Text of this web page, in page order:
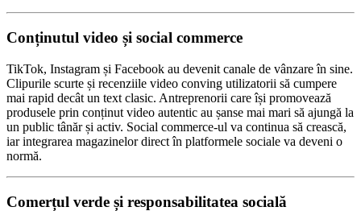
Conținutul video și social commerce
TikTok, Instagram și Facebook au devenit canale de vânzare în sine.
Clipurile scurte și recenziile video conving utilizatorii să cumpere
mai rapid decât un text clasic. Antreprenorii care își promovează
produsele prin conținut video autentic au șanse mai mari să ajungă la
un public tânăr și activ. Social commerce-ul va continua să crească,
iar integrarea magazinelor direct în platformele sociale va deveni o
normă.
Comerțul verde și responsabilitatea socială